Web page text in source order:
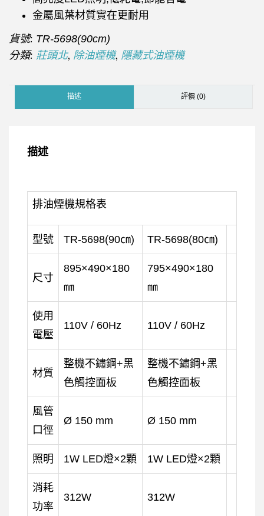
金屬風葉材質實在更耐用
貨號: TR-5698(90cm)
分類: 莊頭北, 除油煙機, 隱藏式油煙機
描述 評價 (0)
描述
排油煙機規格表
型號 TR-5698(90㎝) TR-5698(80㎝)
尺寸
895×490×180
㎜
795×490×180
㎜
使用
電壓
110V / 60Hz 110V / 60Hz
材質
整機不鏽鋼+黑
色觸控面板
整機不鏽鋼+黑
色觸控面板
風管
口徑
Ø 150 mm Ø 150 mm
照明 1W LED燈×2顆 1W LED燈×2顆
消耗
功率
312W 312W